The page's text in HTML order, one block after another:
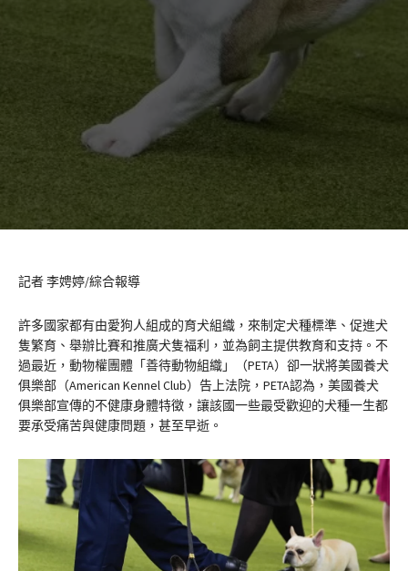
記者 李娉婷/綜合報導
許多國家都有由愛狗人組成的育犬組織，來制定犬種標準、促進犬
隻繁育、舉辦比賽和推廣犬隻福利，並為飼主提供教育和支持。不
過最近，動物權團體「善待動物組織」（PETA）卻一狀將美國養犬
俱樂部（American Kennel Club）告上法院，PETA認為，美國養犬
俱樂部宣傳的不健康身體特徵，讓該國一些最受歡迎的犬種一生都
要承受痛苦與健康問題，甚至早逝。